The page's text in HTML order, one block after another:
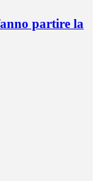
partire la